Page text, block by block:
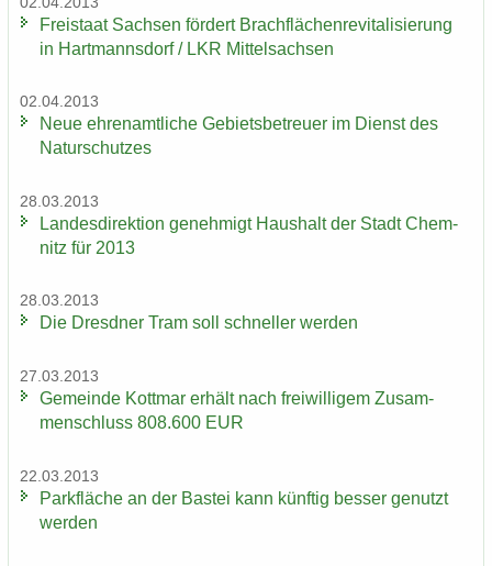
Frei­staat Sach­sen för­dert Brach­flä­chen­re­vi­ta­li­sie­rung
in Hart­manns­dorf / LKR Mit­tel­sach­sen
02.04.2013
Neue eh­ren­amt­li­che Ge­biets­be­treu­er im Dienst des
Na­tur­schut­zes
28.03.2013
Lan­des­di­rek­ti­on ge­neh­migt Haus­halt der Stadt Chem­
nitz für 2013
28.03.2013
Die Dresd­ner Tram soll schnel­ler wer­den
27.03.2013
Ge­mein­de Kott­mar er­hält nach frei­wil­li­gem Zu­sam­
men­schluss 808.600 EUR
22.03.2013
Park­flä­che an der Bas­tei kann künf­tig bes­ser ge­nutzt
wer­den